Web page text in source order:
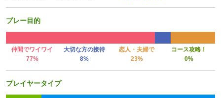
プレー目的
仲間でワイワイ 大切な方の接待 恋人・夫婦で
コース攻略！
77%
8% 23% 0%
プレイヤータイプ